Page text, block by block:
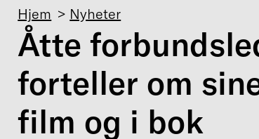
Navigasjonssti
Hjem Nyheter
Åtte
forteller om
film og i bok